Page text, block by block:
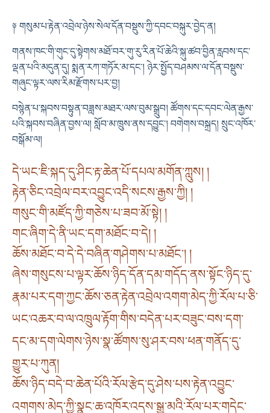
༈ གསུམ་པ་རྟེན་འབྲེལ་ཉེས་སེལ་དོན་བསྡུས་ཀྱི་དབང་བསྐུར་བྱེད་ན།
གནས་ཁང་གི་གུང་དུ་སྟེགས་མཐོ་བར་གུ་རུ་རིན་པོ་ཆེའི་སྐུ་ཚབ་བྱིན་རླབས་དང་
ལྡན་པའི་མདུན་དུ། སྨན་རཀ་གཏོར་མ་དང༌། ཉེར་སྤྱོད་བཤམས་ལ་དོན་བསྡུས་
གཞུང་ལྟར་ལས་རིམ་རྫོགས་པར་བྱ།
བསྙེན་པ་སྐབས་བསྟུན་བཟླས་མཐར་ལས་བུམ་སྒྲུབ། ཚོགས་དང་དབང་ལེན་རྒྱས་
པའི་སྐབས་བཞིན་བྱས་ལ། སློབ་མ་ཁྲུས་ནས་དབྱུང༌། བགེགས་བསྐྲད། སྲུང་འཁོར་
བསྒོམ་ལ།
དེ་ཡང་ཇི་སྐད་དུ་ཤིང་རྟ་ཆེན་པོ་དཔལ་མགོན་ཀླུས། །
རྟེན་ཅིང་འབྲེལ་བར་འབྱུང་འདི་སངས་རྒྱས་ཀྱི། །
གསུང་གི་མཛོད་ཀྱི་གཅེས་པ་ཟབ་མོ་སྟེ། །
གང་ཞིག་དེ་ནི་ཡང་དག་མཐོང་བ་དེ། །
ཆོས་མཐོང་བ་དེ་དེ་བཞིན་གཤེགས་པ་མཐོང༌། །
ཞེས་གསུངས་པ་ལྟར་ཆོས་ཉིད་དོན་དམ་གདོད་ནས་སྟོང་ཉིད་དུ་
རྣམ་པར་དག་ཀྱང་ཆོས་ཅན་རྟེན་འབྲེལ་འགག་མེད་ཀྱི་རོལ་པ་ཅི་
ཡང་འཆར་བ་ལ་འཁྲུལ་རྟོག་གིས་བདེན་པར་བཟུང་བས་དག་
དང་མ་དག་ལེགས་ཉེས་སྣ་ཚོགས་སུ་ཤར་བས་ཕན་གནོད་དུ་
གྱུར་པ་ཀུན།
ཆོས་ཉིད་བདེ་བ་ཆེན་པོའི་རོལ་རྩེད་དུ་ཤེས་པས་རྟེན་འབྱུང་
འགགས་མེད་ཀྱི་སྣང་ཆ་འཁོར་འདས་སྒྱུ་མའི་རོལ་པར་གདེང་